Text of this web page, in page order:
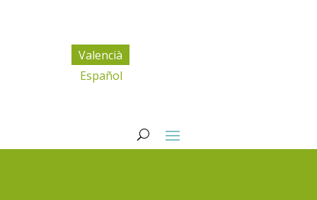
Valencià
Español